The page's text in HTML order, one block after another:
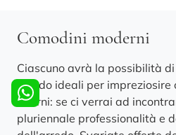
Comodini moderni
Ciascuno avrà la possibilità
arredo ideali per
interni: se ci verrai ad
pluriennale professionalità e